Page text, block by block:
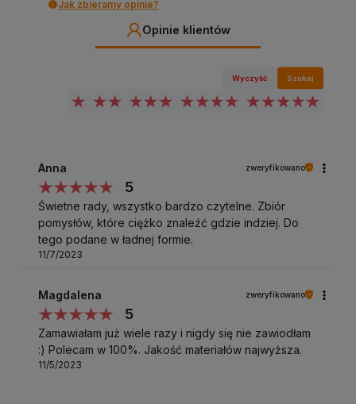
Jak zbieramy opinie?
Opinie klientów
Wyczyść Szukaj
Anna zweryfikowano
5
Świetne rady, wszystko bardzo czytelne. Zbiór
pomysłów, które ciężko znaleźć gdzie indziej. Do
tego podane w ładnej formie.
11/7/2023
Magdalena zweryfikowano
5
Zamawiałam już wiele razy i nigdy się nie zawiodłam
:) Polecam w 100%. Jakość materiałów najwyższa.
11/5/2023